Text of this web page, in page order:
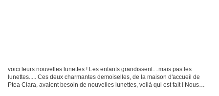
voici leurs nouvelles lunettes ! Les enfants grandissent....mais pas les
lunettes..... Ces deux charmantes demoiselles, de la maison d'accueil de
Ptea Clara, avaient besoin de nouvelles lunettes, voilà qui est fait ! Nous